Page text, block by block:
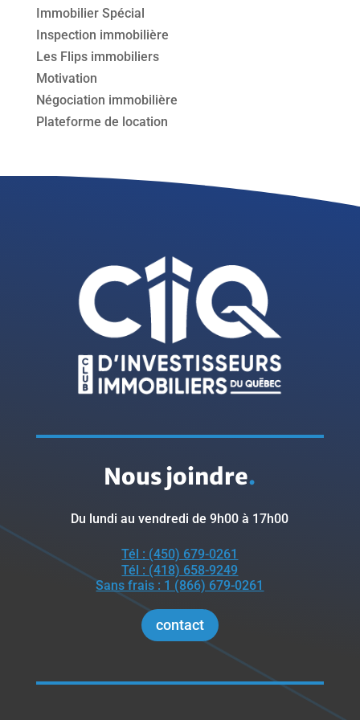
Immobilier Spécial
Inspection immobilière
Les Flips immobiliers
Motivation
Négociation immobilière
Plateforme de location
Nous joindre.
Du lundi au vendredi de 9h00 à 17h00
Tél : (450) 679-0261
Tél : (418) 658-9249
Sans frais : 1 (866) 679-0261
contact